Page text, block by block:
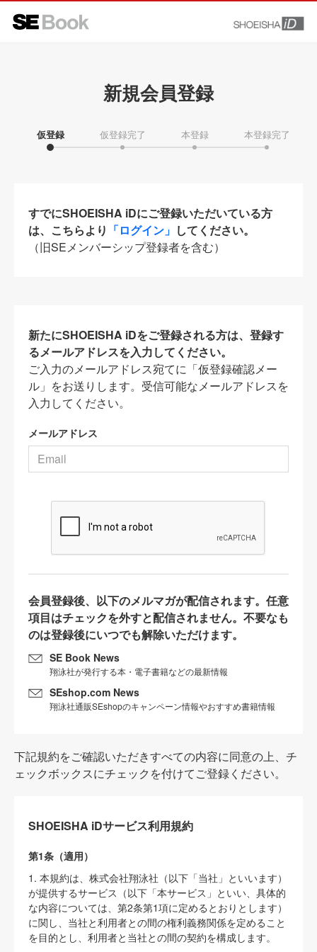
新規会員登録
仮登録 仮登録完了 本登録 本登録完了
すでにSHOEISHA iDにご登録いただいている方
は、こちらより 「ログイン」 してください。
（旧SEメンバーシップ登録者を含む）
新たにSHOEISHA iDをご登録される方は、登録す
るメールアドレスを入力してください。
ご入力のメールアドレス宛てに「仮登録確認メー
ル」をお送りします。受信可能なメールアドレスを
入力してください。
メールアドレス
会員登録後、以下のメルマガが配信されます。任意
項目はチェックを外すと配信されません。不要なも
のは登録後にいつでも解除いただけます。
SE Book News
翔泳社が発行する本・電子書籍などの最新情報
SEshop.com News
翔泳社通販SEshopのキャンペーン情報やおすすめ書籍情報
下記規約をご確認いただきすべての内容に同意の上、チ
ェックボックスにチェックを付けてご登録ください。
SHOEISHA iDサービス利用規約
第1条（適用）
1. 本規約は、株式会社翔泳社（以下「当社」といいます）
が提供するサービス（以下「本サービス」といい、具体的
な内容については、第2条第1項に定めるとおりとします）
に関し、当社と利用者との間の権利義務関係を定めること
を目的とし、利用者と当社との間の契約を構成します。